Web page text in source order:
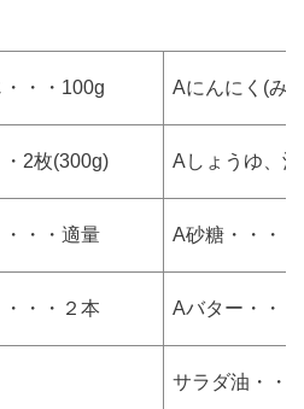
・・100g Aにんにく(み
2枚(300g) Aしょうゆ、
・・適量 A砂糖・・・
・・２本 Aバター・・
サラダ油・・